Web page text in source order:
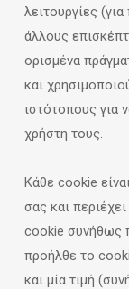
λειτουργίες
άλλους
ορισμένα
και
ιστότοπους για
χρήστη τους.
Κάθε cookie
σας και
cookie συνήθως
προήλθε το
και μία τιμή